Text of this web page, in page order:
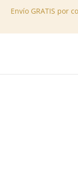
Envío GRATIS por